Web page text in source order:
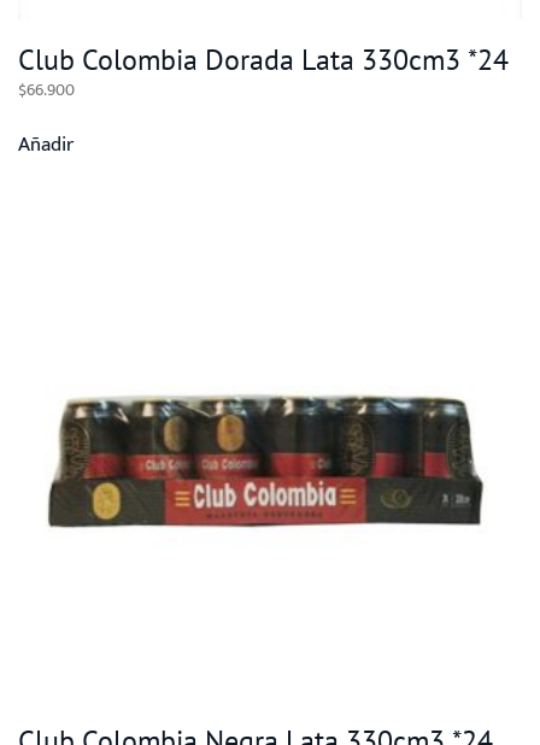
Club Colombia Dorada Lata 330cm3 *24
$66.900
Añadir